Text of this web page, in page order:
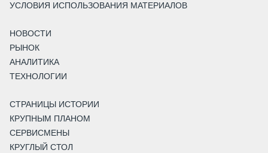
УСЛОВИЯ ИСПОЛЬЗОВАНИЯ МАТЕРИАЛОВ
НОВОСТИ
РЫНОК
АНАЛИТИКА
ТЕХНОЛОГИИ
СТРАНИЦЫ ИСТОРИИ
КРУПНЫМ ПЛАНОМ
СЕРВИСМЕНЫ
КРУГЛЫЙ СТОЛ